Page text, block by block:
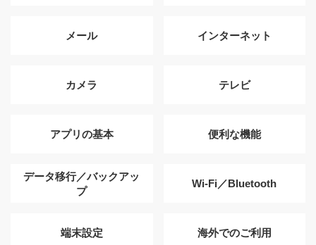
メール インターネット
カメラ テレビ
アプリの基本 便利な機能
データ移行／バックアッ
プ
Wi-Fi／Bluetooth
端末設定 海外でのご利用